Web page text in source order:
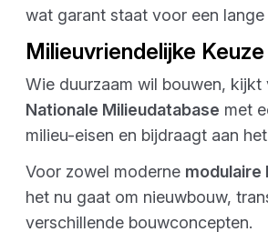
wat garant staat voor een lange
Milieuvriendelijke Keuze
Wie duurzaam wil bouwen,
Nationale Milieudatabase met
milieu-eisen en bijdraagt aan
Voor zowel moderne modulaire
het nu gaat om nieuwbouw,
verschillende bouwconcepten.